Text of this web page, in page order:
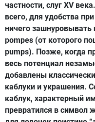
частности, слуг XV
всего, для удобства
ничего зашнуровывать
pompes (от которого
pumps). Позже, когда
весь потенциал
добавлены
каблуки и украшения.
каблук, характерный
превратился в символ